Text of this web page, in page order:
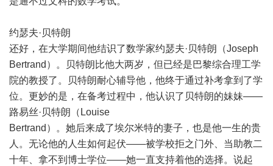
约瑟夫·贝特朗
还好，在大学期间他结识了数学家约瑟夫·贝特朗（Joseph
Bertrand）。贝特朗比他大两岁，但已经是巴黎综合理工学
院的教授了。贝特朗耐心辅导他，他终于通过补考拿到了学
位。更妙的是，在备考过程中，他认识了贝特朗的妹妹——
路易丝·贝特朗（Louise
Bertrand）。她后来成了埃尔米特的妻子，也是他一生的贵
人。无论他的人生如何起伏——被学校拒之门外、当助教二
十年、拿不到博士学位——她一直支持着他的选择。说起